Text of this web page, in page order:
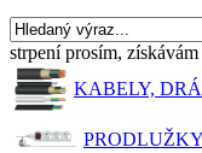
strpení prosím, získávám
KABELY,